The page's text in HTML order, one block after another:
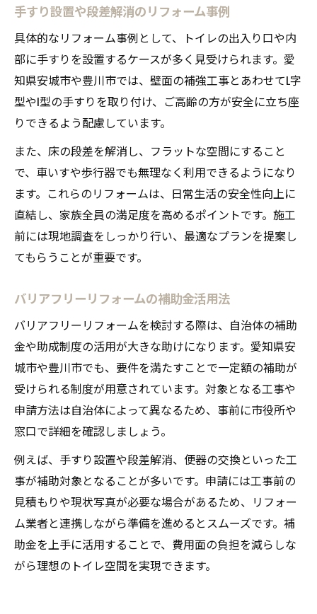
手すり設置や段差解消のリフォーム事例
具体的なリフォーム事例として、トイレの出入り口や内
部に手すりを設置するケースが多く見受けられます。愛
知県安城市や豊川市では、壁面の補強工事とあわせてL字
型やI型の手すりを取り付け、ご高齢の方が安全に立ち座
りできるよう配慮しています。
また、床の段差を解消し、フラットな空間にすること
で、車いすや歩行器でも無理なく利用できるようになり
ます。これらのリフォームは、日常生活の安全性向上に
直結し、家族全員の満足度を高めるポイントです。施工
前には現地調査をしっかり行い、最適なプランを提案し
てもらうことが重要です。
バリアフリーリフォームの補助金活用法
バリアフリーリフォームを検討する際は、自治体の補助
金や助成制度の活用が大きな助けになります。愛知県安
城市や豊川市でも、要件を満たすことで一定額の補助が
受けられる制度が用意されています。対象となる工事や
申請方法は自治体によって異なるため、事前に市役所や
窓口で詳細を確認しましょう。
例えば、手すり設置や段差解消、便器の交換といった工
事が補助対象となることが多いです。申請には工事前の
見積もりや現状写真が必要な場合があるため、リフォー
ム業者と連携しながら準備を進めるとスムーズです。補
助金を上手に活用することで、費用面の負担を減らしな
がら理想のトイレ空間を実現できます。